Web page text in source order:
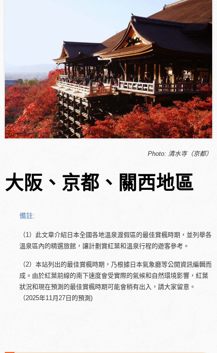
Photo: 清水寺（京都）
大阪、京都、關西地區
備註:
（1）此文章介紹日本全國各地溫泉渡假區的最佳賞楓時期，並列舉各
溫泉區內的精選旅館，讓計劃賞紅葉和溫泉行程的遊客參考。
（2）本站列出的最佳賞楓時期，乃根據日本氣象廳等公開資訊編輯而
成。由於紅葉前線的南下速度會受實際的氣候和自然環境影響，紅葉
狀況和現在預測的最佳賞楓時期可能會稍有出入，請大家留意。
（2025年11月27日的預測)